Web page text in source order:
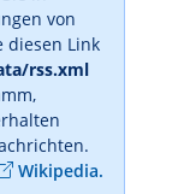
von
diesen Link
rss.xml
Wikipedia.